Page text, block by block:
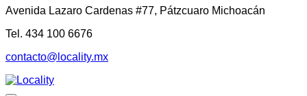
Avenida Lazaro Cardenas #77, Pátzcuaro Michoacán
Tel. 434 100 6676
contacto@locality.mx